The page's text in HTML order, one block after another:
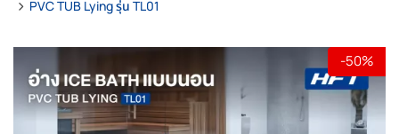
PVC TUB Lying รุ่น TL01
-50%